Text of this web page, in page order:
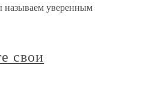
называем уверенным
свои